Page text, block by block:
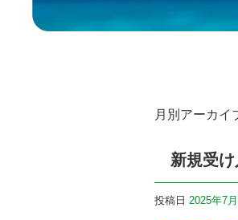
月別アーカイ
新規受
投稿日 2025年7